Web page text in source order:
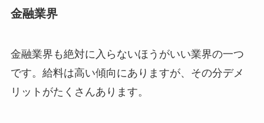
金融業界
金融業界も絶対に入らないほうがいい業界の一つ
です。給料は高い傾向にありますが、その分デメ
リットがたくさんあります。